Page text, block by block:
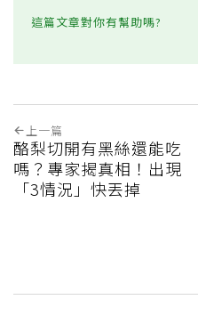
這篇文章對你有幫助嗎?
上一篇
酪梨切開有黑絲還能吃
嗎？專家揭真相！出現
「3情況」快丟掉